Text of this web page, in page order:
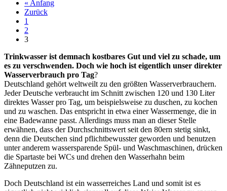
« Anfang
Zurück
1
2
3
Trinkwasser ist demnach kostbares Gut und viel zu schade, um
es zu verschwenden. Doch wie hoch ist eigentlich unser direkter
Wasserverbrauch pro Tag?
Deutschland gehört weltweilt zu den größten Wasserverbrauchern.
Jeder Deutsche verbraucht im Schnitt zwischen 120 und 130 Liter
direktes Wasser pro Tag, um beispielsweise zu duschen, zu kochen
und zu waschen. Das entspricht in etwa einer Wassermenge, die in
eine Badewanne passt. Allerdings muss man an dieser Stelle
erwähnen, dass der Durchschnittswert seit den 80ern stetig sinkt,
denn die Deutschen sind pflichtbewusster geworden und benutzen
unter anderem wassersparende Spül- und Waschmaschinen, drücken
die Spartaste bei WCs und drehen den Wasserhahn beim
Zähneputzen zu.
Doch Deutschland ist ein wasserreiches Land und somit ist es